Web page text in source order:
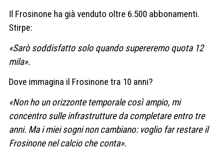
Il Frosinone ha già venduto oltre 6.500 abbonamenti.
Stirpe:
«Sarò soddisfatto solo quando supereremo quota 12
mila».
Dove immagina il Frosinone tra 10 anni?
«Non ho un orizzonte temporale così ampio, mi
concentro sulle infrastrutture da completare entro tre
anni. Ma i miei sogni non cambiano: voglio far restare il
Frosinone nel calcio che conta».